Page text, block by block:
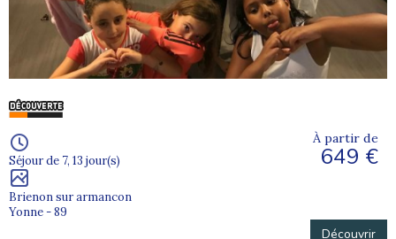
Séjour de 7, 13 jour(s)
Brienon sur armancon
Yonne - 89
À partir de
649 €
Découvrir